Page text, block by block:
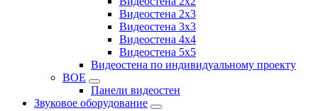
Видеостена 2x3
Видеостена 3x3
Видеостена 4x4
Видеостена 5x5
Видеостена по индивидуальному проекту
BOE
Панели видеостен
Звуковое оборудование